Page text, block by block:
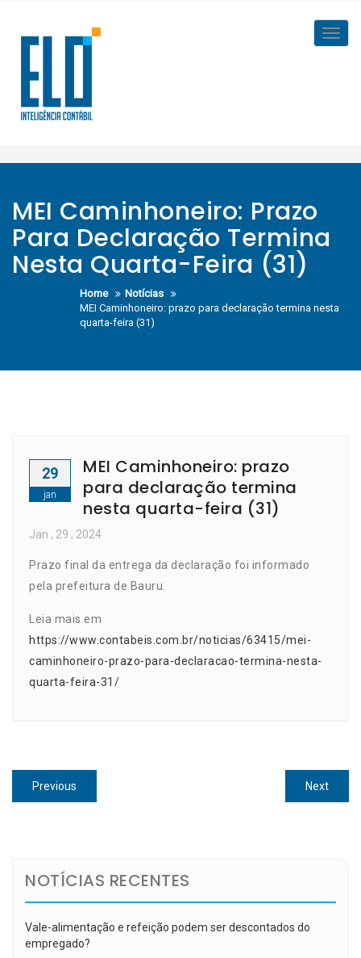
content
MEI Caminhoneiro: Prazo
Para Declaração Termina
Nesta Quarta-Feira (31)
Home
Notícias
MEI Caminhoneiro: prazo para declaração termina nesta
quarta-feira (31)
29
jan
MEI Caminhoneiro: prazo
para declaração termina
nesta quarta-feira (31)
Jan , 29 , 2024
Prazo final da entrega da declaração foi informado
pela prefeitura de Bauru.
Leia mais em
https://www.contabeis.com.br/noticias/63415/mei-
caminhoneiro-prazo-para-declaracao-termina-nesta-
quarta-feira-31/
Navegação
de
Previous
post:
NextNext
post:
NOTÍCIAS RECENTES
Vale-alimentação e refeição podem ser descontados do
empregado?